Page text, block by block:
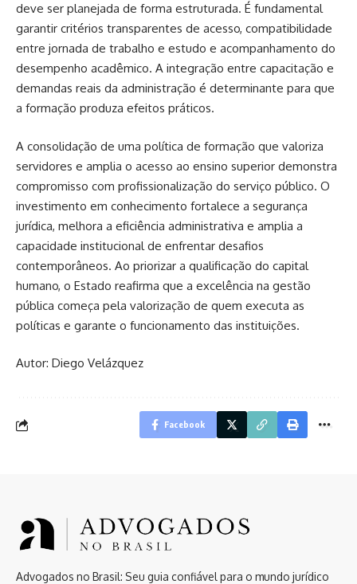
deve ser planejada de forma estruturada. É fundamental
garantir critérios transparentes de acesso, compatibilidade
entre jornada de trabalho e estudo e acompanhamento do
desempenho acadêmico. A integração entre capacitação e
demandas reais da administração é determinante para que
a formação produza efeitos práticos.
A consolidação de uma política de formação que valoriza
servidores e amplia o acesso ao ensino superior demonstra
compromisso com profissionalização do serviço público. O
investimento em conhecimento fortalece a segurança
jurídica, melhora a eficiência administrativa e amplia a
capacidade institucional de enfrentar desafios
contemporâneos. Ao priorizar a qualificação do capital
humano, o Estado reafirma que a excelência na gestão
pública começa pela valorização de quem executa as
políticas e garante o funcionamento das instituições.
Autor: Diego Velázquez
Facebook
Advogados no Brasil: Seu guia confiável para o mundo jurídico